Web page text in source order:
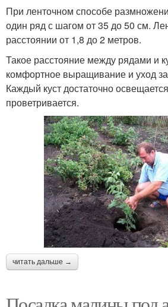
При ленточном способе
один ряд с шагом от 35 до 50 см.
расстоянии от 1,8 до 2 метров.
Такое расстояние между рядами и
комфортное выращивание и уход
Каждый куст достаточно
проветривается.
читать дальше →